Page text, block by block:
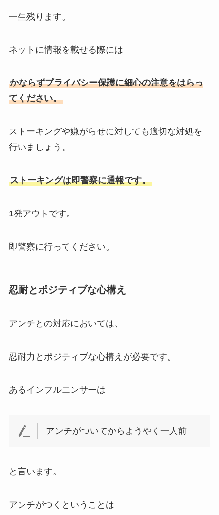
一生残ります。
ネットに情報を載せる際には
かならずプライバシー保護に細心の注意をはらっ
てください。
ストーキングや嫌がらせに対しても適切な対処を
行いましょう。
ストーキングは即警察に通報です。
1発アウトです。
即警察に行ってください。
忍耐とポジティブな心構え
アンチとの対応においては、
忍耐力とポジティブな心構えが必要です。
あるインフルエンサーは
アンチがついてからようやく一人前
と言います。
アンチがつくということは